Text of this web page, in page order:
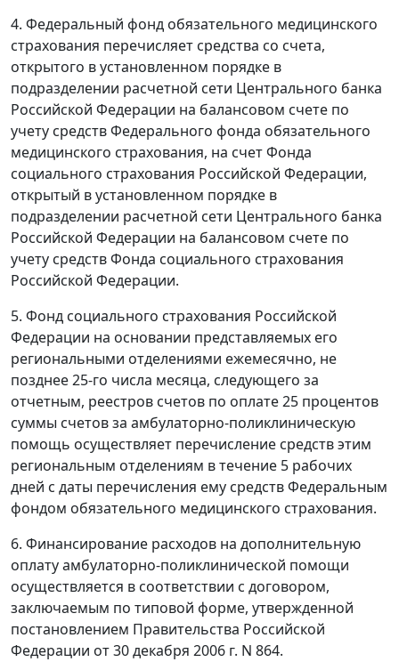
4. Федеральный фонд обязательного медицинского
страхования перечисляет средства со счета,
открытого в установленном порядке в
подразделении расчетной сети Центрального банка
Российской Федерации на балансовом счете по
учету средств Федерального фонда обязательного
медицинского страхования, на счет Фонда
социального страхования Российской Федерации,
открытый в установленном порядке в
подразделении расчетной сети Центрального банка
Российской Федерации на балансовом счете по
учету средств Фонда социального страхования
Российской Федерации.
5. Фонд социального страхования Российской
Федерации на основании представляемых его
региональными отделениями ежемесячно, не
позднее 25-го числа месяца, следующего за
отчетным, реестров счетов по оплате 25 процентов
суммы счетов за амбулаторно-поликлиническую
помощь осуществляет перечисление средств этим
региональным отделениям в течение 5 рабочих
дней с даты перечисления ему средств Федеральным
фондом обязательного медицинского страхования.
6. Финансирование расходов на дополнительную
оплату амбулаторно-поликлинической помощи
осуществляется в соответствии с договором,
заключаемым по типовой форме, утвержденной
постановлением Правительства Российской
Федерации от 30 декабря 2006 г. N 864.